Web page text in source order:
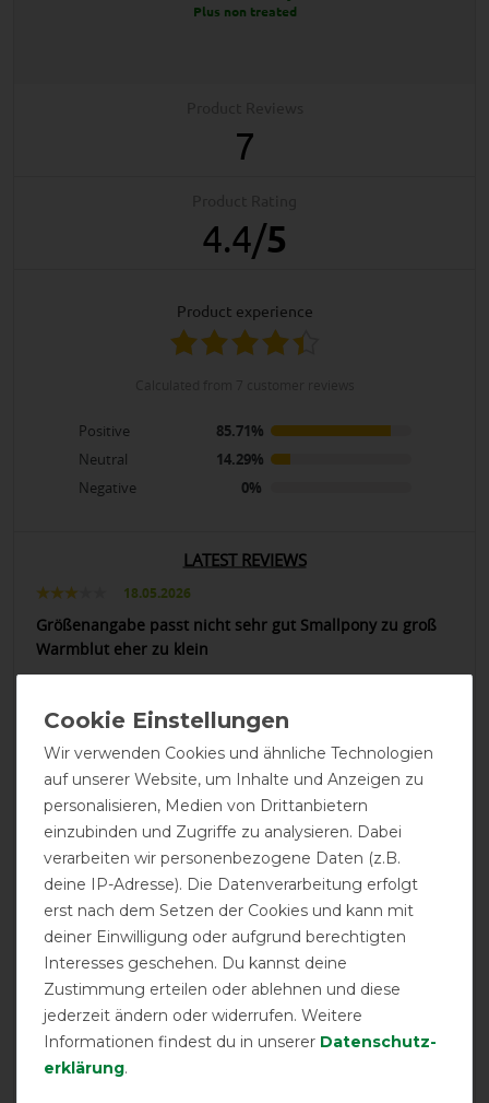
Plus non treated
7
4.4/5
product experience
Positive
85.71%
Neutral
14.29%
Negative
0%
LATEST REVIEWS
18.05.2026
Größenangabe passt nicht sehr gut Smallpony zu groß
Warmblut eher zu klein
Super Passform, super Qualität! Mein großer Holsteiner
trägt Größe "Warmblut" und die Form passt (fast)
optimal. Die Maske ist ihr Geld absolut wert! Der
Abstand der Maske zu den Augen ist bestens. Die
Verarbeitung der Nähte ist sehr hochwertig. Meine
Sorge bzgl. des Augenabstandshalters aus Metall war
völlig unbegründet, da es sich um eine sehr stabile und
dennoch weiche Paspel handelt.
18.04.2025
Beim ersten Mal hatte mein Pferd Angst mit der Mütze.
Das Nasenstück habe ich sofort entfernt. Die Mütze fällt
zu groß aus, aber das wusste noch von meiner letzten
Bestellung. Pony passt meiner Volkblutstute.
Wir verwenden Cookies und ähnliche Technologien
auf unserer Website, um Inhalte und Anzeigen zu
personalisieren, Medien von Drittanbietern
einzubinden und Zugriffe zu analysieren. Dabei
verarbeiten wir personenbezogene Daten (z.B.
deine IP-Adresse). Die Datenverarbeitung erfolgt
erst nach dem Setzen der Cookies und kann mit
deiner Einwilligung oder aufgrund berechtigten
Interesses geschehen. Du kannst deine
Zustimmung erteilen oder ablehnen und diese
jederzeit ändern oder widerrufen. Weitere
Informationen findest du in unserer Daten­schutz­
erklärung.